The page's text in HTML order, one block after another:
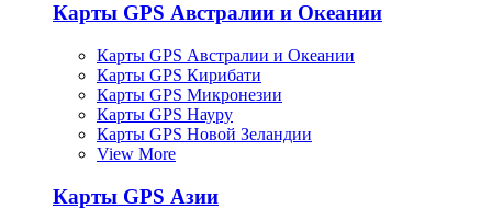
Карты GPS Австралии и Океании
Карты GPS Австралии и Океании
Карты GPS Кирибати
Карты GPS Микронезии
Карты GPS Науру
Карты GPS Новой Зеландии
View More
Карты GPS Азии